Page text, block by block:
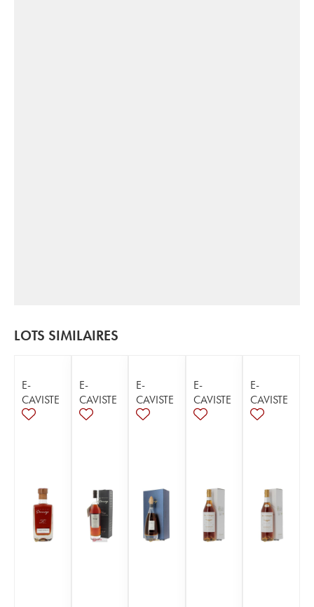
LOTS SIMILAIRES
E-
CAVISTE
E-
CAVISTE
E-
CAVISTE
E-
CAVISTE
E-
CAVISTE